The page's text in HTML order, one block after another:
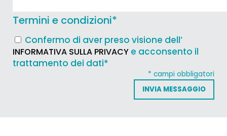
Termini e condizioni*
Confermo di aver preso visione dell’
INFORMATIVA SULLA PRIVACY e acconsento il
trattamento dei dati*
* campi obbligatori